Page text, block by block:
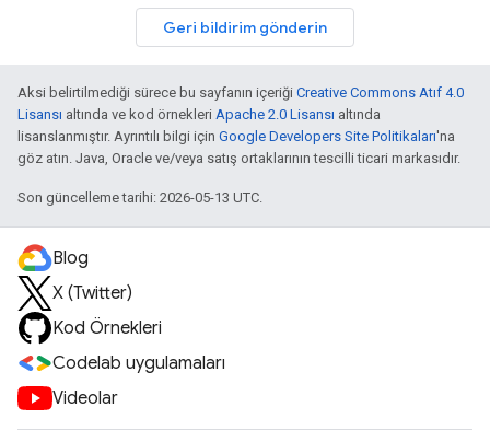
Geri bildirim gönderin
Aksi belirtilmediği sürece bu sayfanın içeriği Creative Commons Atıf 4.0
Lisansı altında ve kod örnekleri Apache 2.0 Lisansı altında
lisanslanmıştır. Ayrıntılı bilgi için Google Developers Site Politikaları'na
göz atın. Java, Oracle ve/veya satış ortaklarının tescilli ticari markasıdır.
Son güncelleme tarihi: 2026-05-13 UTC.
Blog
X (Twitter)
Kod Örnekleri
Codelab uygulamaları
Videolar